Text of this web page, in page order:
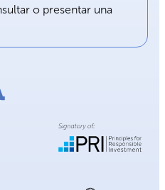
o presentar una